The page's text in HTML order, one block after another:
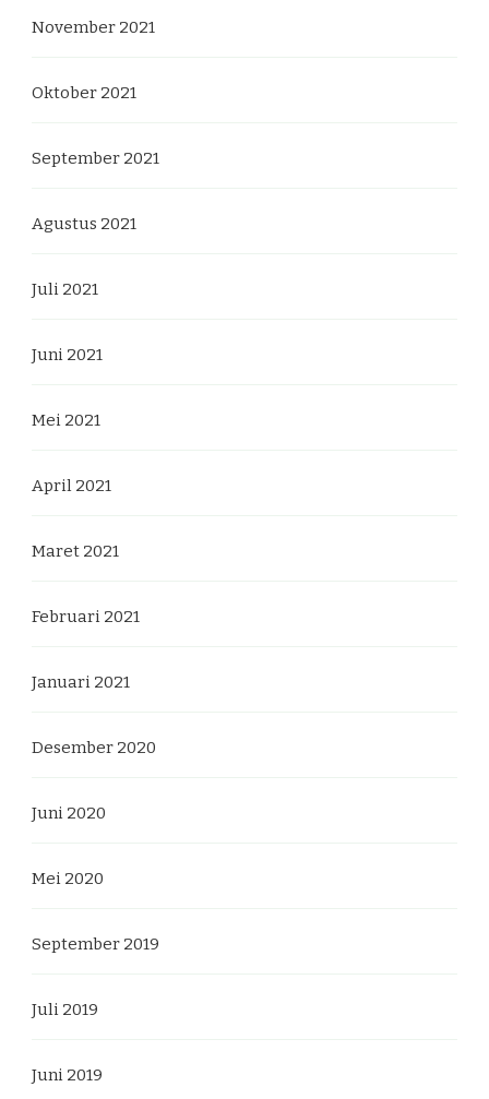
November 2021
Oktober 2021
September 2021
Agustus 2021
Juli 2021
Juni 2021
Mei 2021
April 2021
Maret 2021
Februari 2021
Januari 2021
Desember 2020
Juni 2020
Mei 2020
September 2019
Juli 2019
Juni 2019